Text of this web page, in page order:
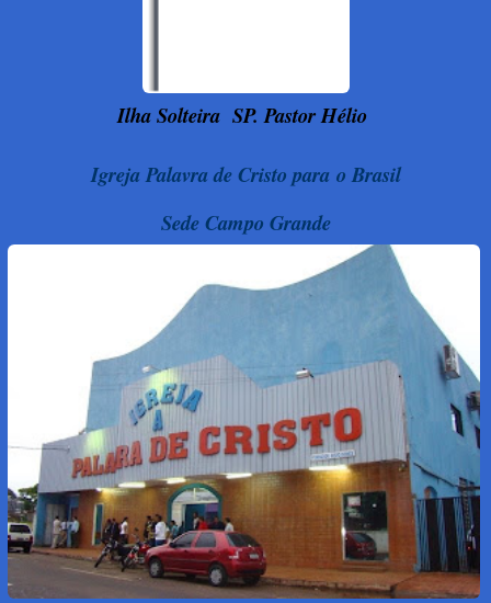
Ilha Solteira SP. Pastor Hélio
Igreja Palavra de Cristo para o Brasil
Sede Campo Grande